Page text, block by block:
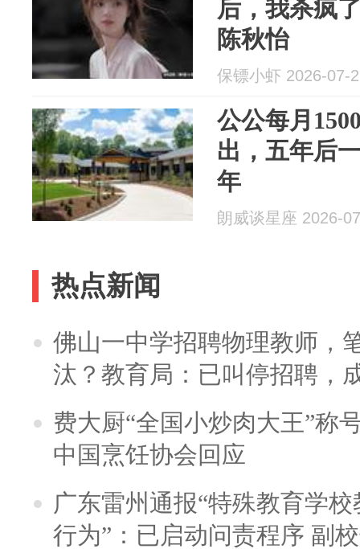
后，我杀疯
陈秋怡
保镖小虾 2026-07-
公公每月
出，五年后
年
朗威谈星座 2026-
热点新闻
佛山一中学招聘物理教师，
汰？教育局：已叫停招聘，
费大厨“全国小炒肉大王”称
中国烹饪协会回应
广东雷州通报“特殊教育学
行为”：已启动问责程序 副